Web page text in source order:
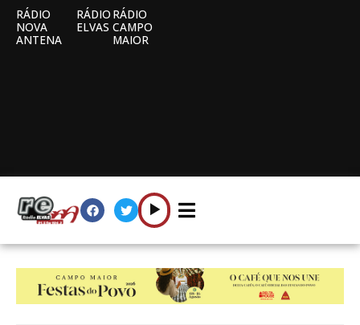
RÁDIO
NOVA
ANTENA
RÁDIO
ELVAS
RÁDIO
CAMPO
MAIOR